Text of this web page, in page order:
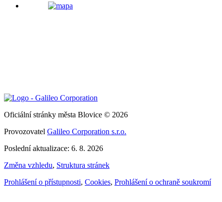
Oficiální stránky města Blovice © 2026
Provozovatel Galileo Corporation s.r.o.
Poslední aktualizace: 6. 8. 2026
Změna vzhledu, Struktura stránek
Prohlášení o přístupnosti, Cookies, Prohlášení o ochraně soukromí